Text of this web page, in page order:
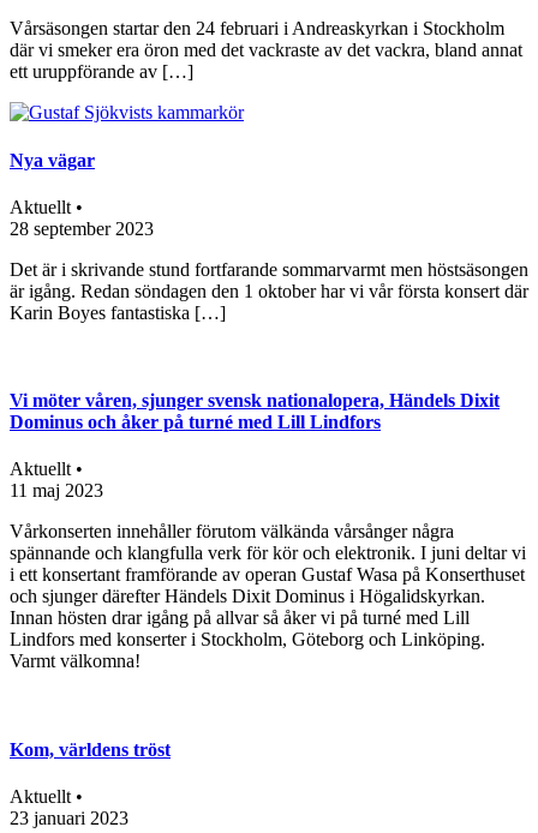
Vårsäsongen startar den 24 februari i Andreaskyrkan i Stockholm
där vi smeker era öron med det vackraste av det vackra, bland annat
ett uruppförande av […]
Nya vägar
Aktuellt •
28 september 2023
Det är i skrivande stund fortfarande sommarvarmt men höstsäsongen
är igång. Redan söndagen den 1 oktober har vi vår första konsert där
Karin Boyes fantastiska […]
Vi möter våren, sjunger svensk nationalopera, Händels Dixit
Dominus och åker på turné med Lill Lindfors
Aktuellt •
11 maj 2023
Vårkonserten innehåller förutom välkända vårsånger några
spännande och klangfulla verk för kör och elektronik. I juni deltar vi
i ett konsertant framförande av operan Gustaf Wasa på Konserthuset
och sjunger därefter Händels Dixit Dominus i Högalidskyrkan.
Innan hösten drar igång på allvar så åker vi på turné med Lill
Lindfors med konserter i Stockholm, Göteborg och Linköping.
Varmt välkomna!
Kom, världens tröst
Aktuellt •
23 januari 2023